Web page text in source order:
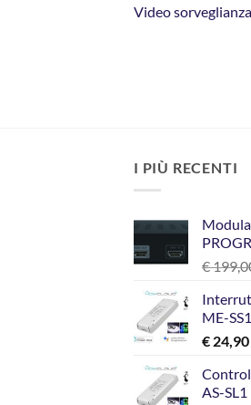
Video sorveglianza
€15,90
I PIÙ RECENTI
€
ME-
€ 24,90
AS-SL1